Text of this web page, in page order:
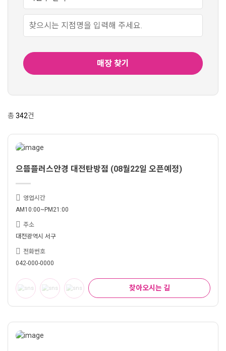
매장 찾기
총342건
으뜸플러스안경 대전탄방점 (08월22일 오픈예정)
영업시간
AM10:00~PM21:00
주소
대전광역시 서구
전화번호
042-000-0000
찾아오시는 길